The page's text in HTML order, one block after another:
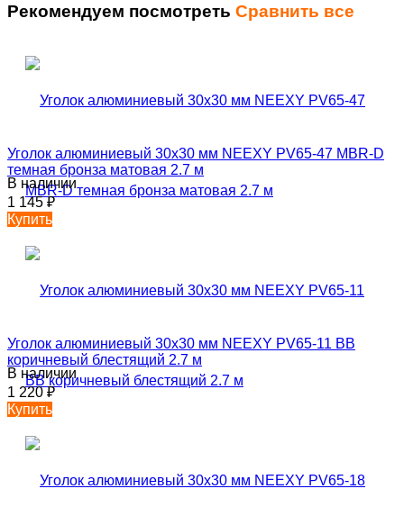
Рекомендуем посмотреть Сравнить все
Уголок алюминиевый 30х30 мм NEEXY PV65-47 MBR-D
темная бронза матовая 2.7 м
В наличии
1 145₽
Купить
Уголок алюминиевый 30х30 мм NEEXY PV65-11 BB
коричневый блестящий 2.7 м
В наличии
1 220₽
Купить